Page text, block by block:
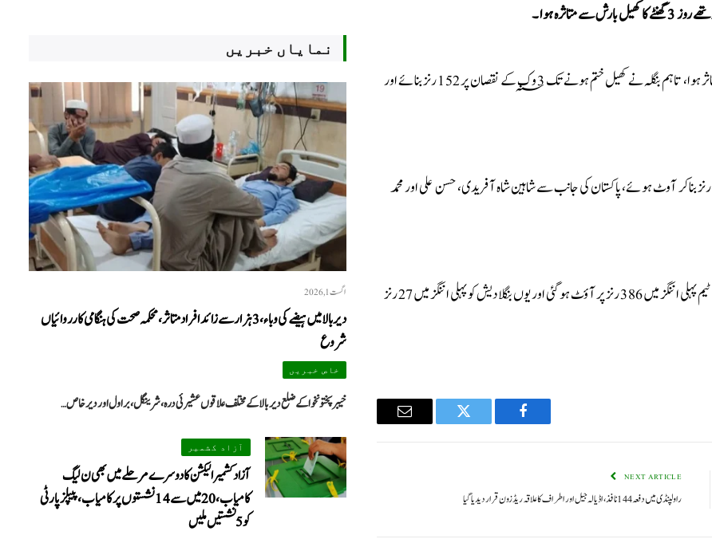
ڈھاکہ میں جاری پہلے ٹیسٹ کے چوتھے روز کا کھیل بھی بارش سے متاثر ہوا، تاہم بنگلہ نے کھیل ختم ہونے تک 3 وک؁ کے نقصان پر 152 رنز بنائے اور
مومن الحق 56 اور محمود الحسن 5 رنز بناکر آوٹ ہوئے، پاکستان کی جانب سے شاہین شاہ آفریدی، حسن علی اور محمد
بنگلادیش کی ٹیم پہلی اننگز میں 413 رنز پر آؤٹ ہو گئی تھی جبکہ قومی ٹیم پہلی اننگز میں 386 رنز پر آؤٹ ہو گئی اور یوں بنگلادیش کو پہلی اننگز میں 27 رنز
Facebook
Twitter
Email
NEXT ARTICLE
راولپنڈی میں دفعہ 144نافذ، اڈیالہ جیل اور اطراف کا علاقہ ریڈ زون قرار دیدیا گیا
نمایاں خبریں
اگست 1, 2026
دیر بالا میں ہیضے کی وباء، 3 ہزار سے زائد افراد متاثر، محکمہ صحت کی ہنگامی کارروائیاں
شروع
خاص خبریں
خیبرپختونخوا کے ضلع دیر بالا کے مختلف علاقوں عشیرئی درہ، شرینگل، براول اور دیر خاص…
آزاد کشمیر
آزاد کشمیر الیکشن کا دوسرے مرحلے میں بھی ن لیگ
کامیاب، 20 میں سے 14 نشستوں پر کامیاب، پیپلزپارٹی
کو 5 نشستیں ملیں